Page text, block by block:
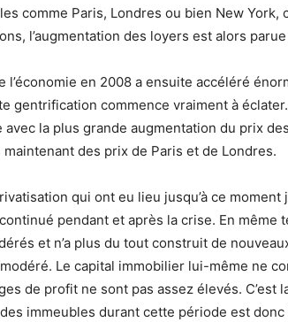
comme Paris, Londres ou bien New York,
l’augmentation des loyers est alors
l’économie en 2008 a ensuite accéléré
gentrification commence vraiment à
avec la plus grande augmentation du prix
maintenant des prix de Paris et de Londres.
qui ont eu lieu jusqu’à ce
pendant et après la crise. En même
et n’a plus du tout construit de
Le capital immobilier lui-même ne
de profit ne sont pas assez élevés. C’est
immeubles durant cette période est